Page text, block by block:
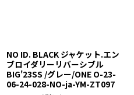
NO ID. BLACK ジャケット.エン
ブロイダリーリバーシブル
BIG'23SS /グレー/ONE O-23-
06-24-028-NO-ja-YM-ZT097